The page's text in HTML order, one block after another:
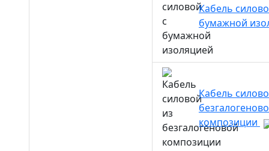
Кабель
бумажной
Кабель
композиции